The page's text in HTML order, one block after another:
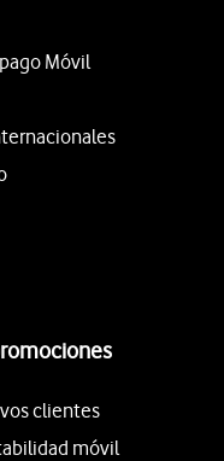
Móvil
clientes
móvil